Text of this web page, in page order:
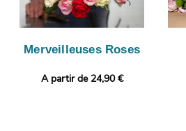
Merveilleuses Roses
A partir de 24,90 €